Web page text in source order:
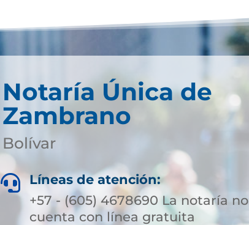
Notaría Única de
Zambrano
Bolívar
 Líneas de atención:
+57 - (605) 4678690 La notaría no
cuenta con línea gratuita